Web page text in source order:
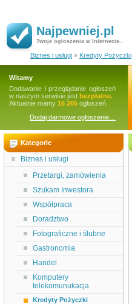
Najpewniej.pl
Twoje ogłoszenia w Internecie..
Biznes i usługi » Kredyty Pożyczki
Witamy
Dodawanie i przeglądanie ogłoszeń
w naszym serwisie jest bezpłatne.
Aktualnie mamy 16 265 ogłoszeń.
Dodaj darmowe ogłoszenie…
Kategorie
Biznes i usługi
Przetargi, zamówienia
Szukam Inwestora
Współpraca
Doradztwo
Fotograficzne i ślubne
Gastronomia
Handel
Komputery
telekomunukacja
Kredyty Pożyczki